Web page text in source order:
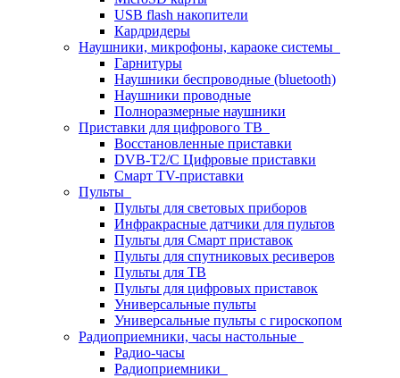
USB flash накопители
Кардридеры
Наушники, микрофоны, караоке системы
Гарнитуры
Наушники беспроводные (bluetooth)
Наушники проводные
Полноразмерные наушники
Приставки для цифрового ТВ
Восстановленные приставки
DVB-T2/C Цифровые приставки
Смарт ТV-приставки
Пульты
Пульты для световых приборов
Инфракрасные датчики для пультов
Пульты для Смарт приставок
Пульты для спутниковых ресиверов
Пульты для ТВ
Пульты для цифровых приставок
Универсальные пульты
Универсальные пульты с гироскопом
Радиоприемники, часы настольные
Радио-часы
Радиоприемники